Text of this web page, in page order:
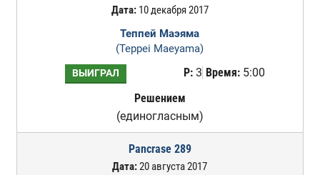
Дата:10 декабря 2017
Теппей Маэяма
(Teppei Maeyama)
ВЫИГРАЛ Р:3 Время:5:00
Решением
(единогласным)
Pancrase 289
Дата:20 августа 2017